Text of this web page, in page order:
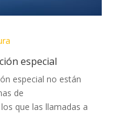
especial
especial no están
de
que las llamadas a